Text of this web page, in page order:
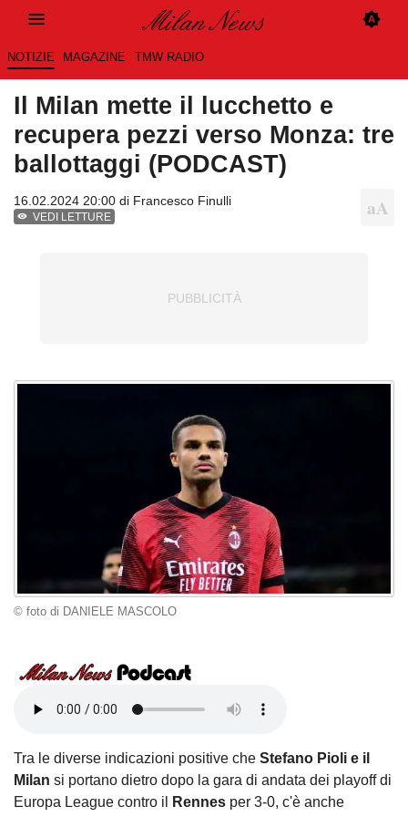
NOTIZIE MAGAZINE TMW RADIO
Il Milan mette il lucchetto e
recupera pezzi verso Monza: tre
ballottaggi (PODCAST)
16.02.2024 20:00 di Francesco Finulli
VEDI LETTURE
© foto di DANIELE MASCOLO
Tra le diverse indicazioni positive che Stefano Pioli e il
Milan si portano dietro dopo la gara di andata dei playoff di
Europa League contro il
Rennes per 3-0, c'è anche